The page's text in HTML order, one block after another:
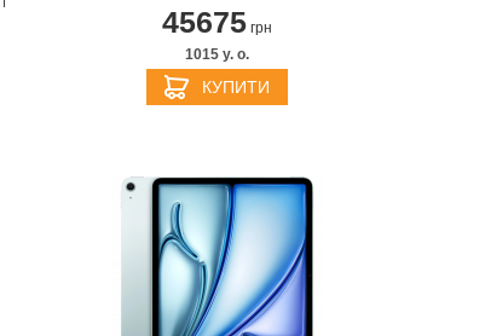
APPLE IPHONE 15
45675грн
1015 y. о.
КУПИТИ